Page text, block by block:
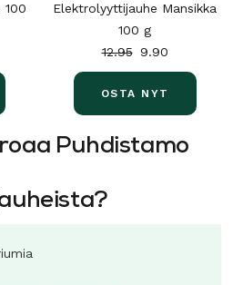
100
Elektrolyyttijauhe Mansikka
100 g
12.95 9.90
OSTA NYT
Puhdistamo